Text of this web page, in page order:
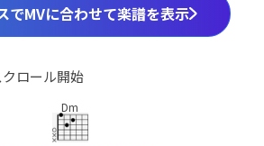
でMVに合わせて楽譜を表示
ロール開始
Dm